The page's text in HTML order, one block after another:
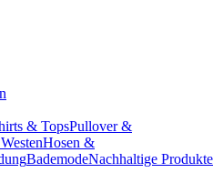
& TopsPullover &
Hosen &
BademodeNachhaltige Produkte